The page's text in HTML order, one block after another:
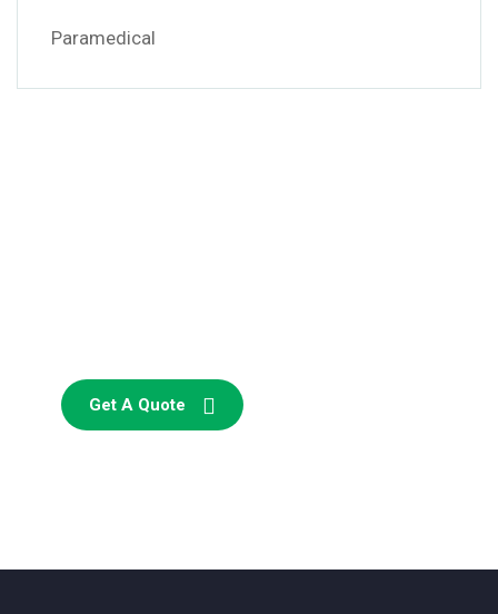
Paramedical
Get A Quote